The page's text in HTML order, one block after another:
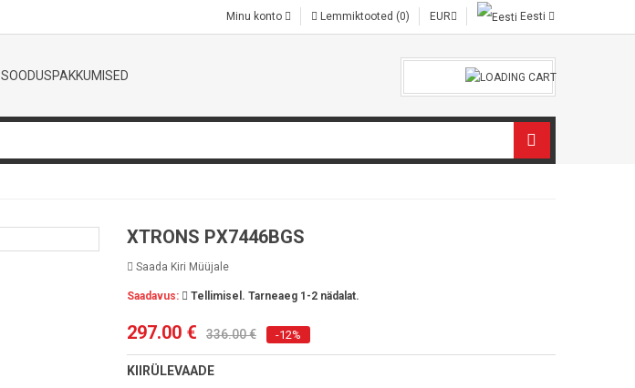
Minu konto Lemmiktooted (0) EUR Eesti
SOODUSPAKKUMISED
XTRONS PX7446BGS
Saada Kiri Müüjale
Saadavus: Tellimisel. Tarneaeg 1-2 nädalat.
297.00 € 336.00 € -12%
KIIRÜLEVAADE